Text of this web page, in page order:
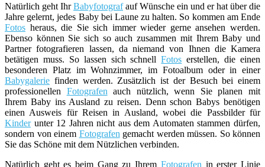
Natürlich geht IhrBabyfotografauf Wünsche ein und er hat über die
Jahre gelernt, jedes Baby bei Laune zu halten. So kommen am Ende
Fotos heraus, die Sie sich immer wieder gerne ansehen werden.
Ebenso können Sie sich so auch zusammen mit Ihrem Baby und
Partner fotografieren lassen, da niemand von Ihnen die Kamera
betätigen muss. So lassen sich schnellFotos erstellen, die einen
besonderen Platz im Wohnzimmer, im Fotoalbum oder in einer
Babygalerie finden werden. Zusätzlich ist der Besuch bei einem
professionellen Fotografen auch nützlich, wenn Sie planen mit
Ihrem Baby ins Ausland zu reisen. Denn schon Babys benötigen
einen Ausweis für Reisen in Ausland, wobei die Passbilder für
Kinderunter 12 Jahren nicht aus dem Automaten stammen dürfen,
sondern von einem Fotografen gemacht werden müssen. So können
Sie das Schöne mit dem Nützlichen verbinden.
Natürlich geht es beim Gang zu Ihrem Fotografen in erster Linie